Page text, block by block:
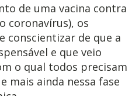
de uma vacina contra
coronavírus), os
conscientizar de que a
e que veio
o qual todos precisam
mais ainda nessa fase